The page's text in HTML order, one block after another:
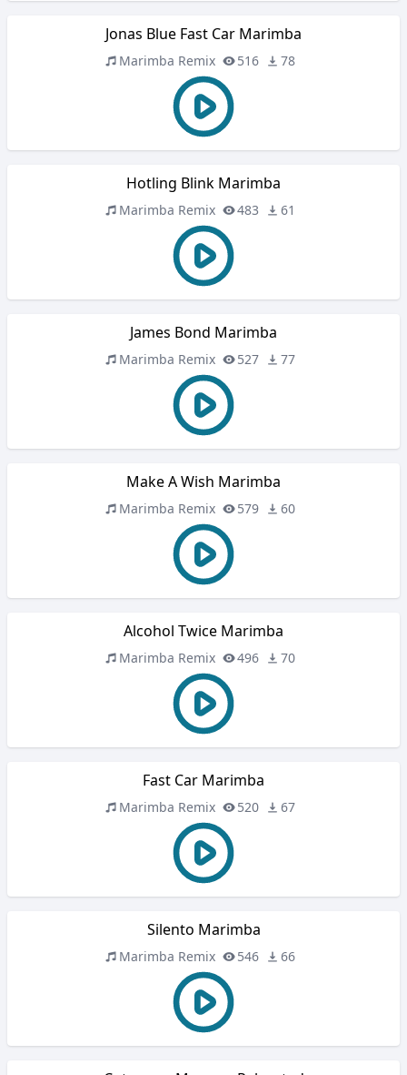
Jonas Blue Fast Car Marimba
Marimba Remix 516 78
Hotling Blink Marimba
Marimba Remix 483 61
James Bond Marimba
Marimba Remix 527 77
Make A Wish Marimba
Marimba Remix 579 60
Alcohol Twice Marimba
Marimba Remix 496 70
Fast Car Marimba
Marimba Remix 520 67
Silento Marimba
Marimba Remix 546 66